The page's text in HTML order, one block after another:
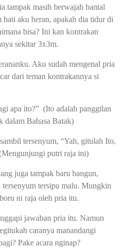
tampak masih berwajah bantal
aku heran, apakah dia tidur di
bisa? Ini kan kontrakan
sekitar 3x3m.
Aku sudah mengenal pria
dari teman kontrakannya si
apa ito?” (Ito adalah panggilan
dalam Bahasa Batak)
tersenyum, “Yah, gitulah Ito,
putri raja ini)
juga tampak baru bangun,
tersipu malu. Mungkin
ni raja oleh pria itu.
jawaban pria itu. Namun
caranya manandangi
Pake acara nginap?